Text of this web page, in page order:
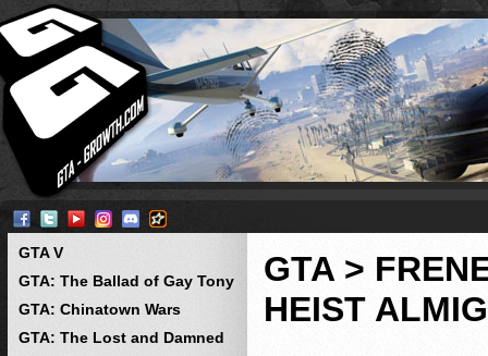
GTA V
GTA: The Ballad of Gay Tony
GTA: Chinatown Wars
GTA: The Lost and Damned
GTA >
HEIST